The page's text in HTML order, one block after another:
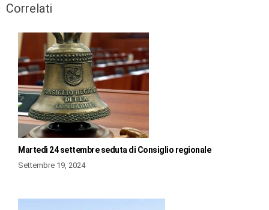
Correlati
Martedì 24 settembre seduta di Consiglio regionale
Settembre 19, 2024